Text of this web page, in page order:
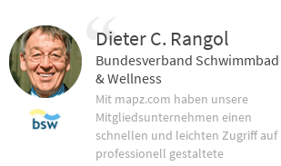
Dieter C. Rangol
Bundesverband Schwimmbad
& Wellness
Mit mapz.com haben unsere
Mitgliedsunternehmen einen
schnellen und leichten Zugriff auf
professionell gestaltete